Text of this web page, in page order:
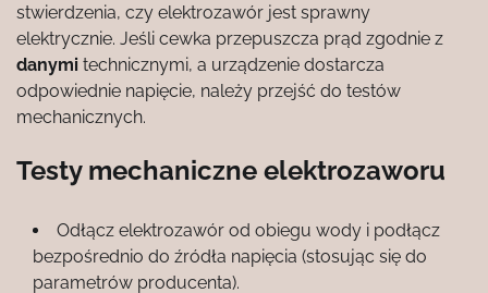
stwierdzenia, czy elektrozawór jest sprawny
elektrycznie. Jeśli cewka przepuszcza prąd zgodnie z
danymi technicznymi, a urządzenie dostarcza
odpowiednie napięcie, należy przejść do testów
mechanicznych.
Testy mechaniczne elektrozaworu
Odłącz elektrozawór od obiegu wody i podłącz
bezpośrednio do źródła napięcia (stosując się do
parametrów producenta).